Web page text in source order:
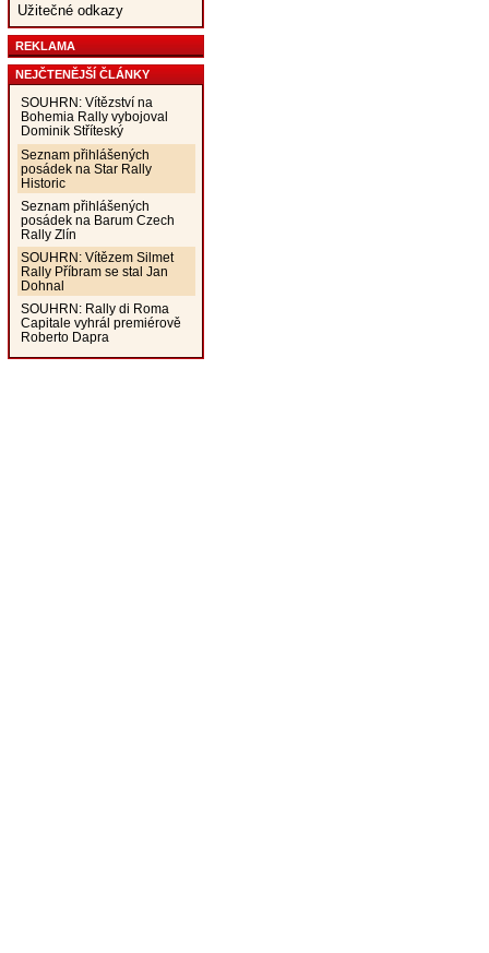
Užitečné odkazy
REKLAMA
NEJČTENĚJŠÍ ČLÁNKY
SOUHRN: Vítězství na
Bohemia Rally vybojoval
Dominik Stříteský
Seznam přihlášených
posádek na Star Rally
Historic
Seznam přihlášených
posádek na Barum Czech
Rally Zlín
SOUHRN: Vítězem Silmet
Rally Příbram se stal Jan
Dohnal
SOUHRN: Rally di Roma
Capitale vyhrál premiérově
Roberto Dapra